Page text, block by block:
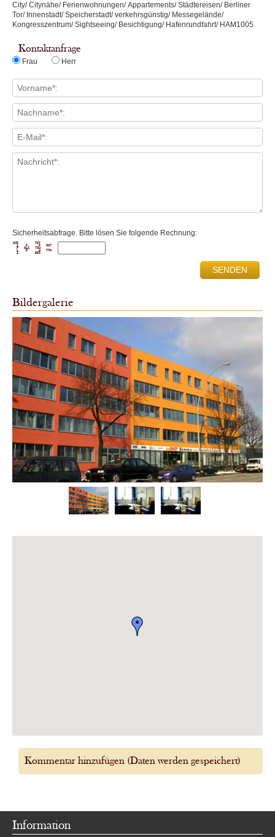
City/ Citynähe/ Ferienwohnungen/ Appartements/ Städtereisen/ Berliner
Tor/ Innenstadt/ Speicherstadt/ verkehrsgünstig/ Messegelände/
Kongresszentrum/ Sightseeing/ Besichtigung/ Hafenrundfahrt/ HAM1005
Kontaktanfrage
Frau Herr
Sicherheitsabfrage. Bitte lösen Sie folgende Rechnung:
SUF         T6T
  1    F      F   NST
  P   GLS   7SU
  L    D      4   TTN
Bildergalerie
Kommentar hinzufügen (Daten werden gespeichert)
Information